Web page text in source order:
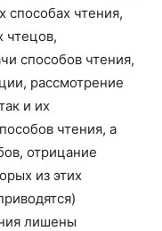
способах чтения,
чтецов,
способов чтения,
рассмотрение
и их
чтения, а
отрицание
из этих
лишены